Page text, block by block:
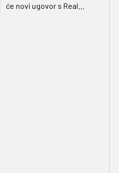
će novi ugovor s Real